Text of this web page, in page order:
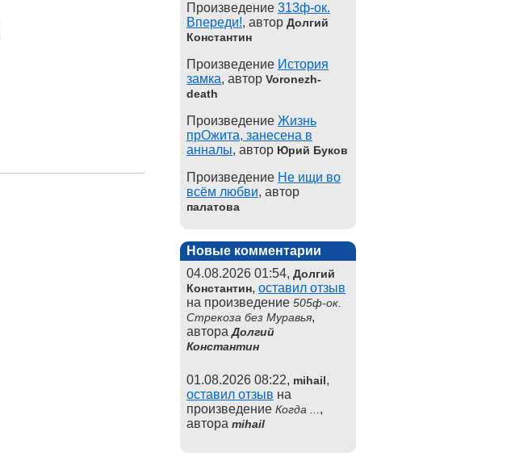
Произведение 313ф-ок.
Впереди!, автор Долгий
Константин
Произведение История
замка, автор Voronezh-
death
Произведение Жизнь
прОжита, занесена в
анналы, автор Юрий Буков
Произведение Не ищи во
всём любви, автор
палатова
Новые комментарии
04.08.2026 01:54, Долгий
Константин, оставил отзыв
на произведение 505ф-ок.
Стрекоза без Муравья,
автораДолгий
Константин
01.08.2026 08:22, mihail,
оставил отзыв на
произведение Когда ... ,
автора mihail